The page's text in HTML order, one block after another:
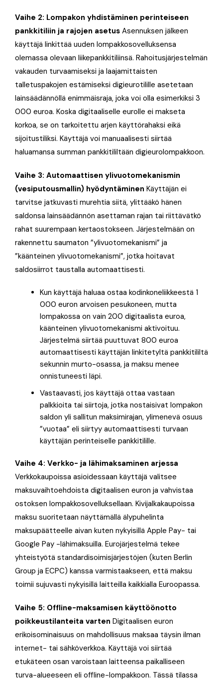
Vaihe 2: Lompakon yhdistäminen perinteiseen
pankkitiliin ja rajojen asetus Asennuksen jälkeen
käyttäjä linkittää uuden lompakkosovelluksensa
olemassa olevaan liikepankkitiliinsä. Rahoitusjärjestelmän
vakauden turvaamiseksi ja laajamittaisten
talletuspakojen estämiseksi digieurotilille asetetaan
lainsäädännöllä enimmäisraja, joka voi olla esimerkiksi 3
000 euroa. Koska digitaaliselle eurolle ei makseta
korkoa, se on tarkoitettu arjen käyttörahaksi eikä
sijoitustiliksi. Käyttäjä voi manuaalisesti siirtää
haluamansa summan pankkitililtään digieurolompakkoon.
Vaihe 3: Automaattisen ylivuotomekanismin
(vesiputousmallin) hyödyntäminen Käyttäjän ei
tarvitse jatkuvasti murehtia siitä, ylittääkö hänen
saldonsa lainsäädännön asettaman rajan tai riittävätkö
rahat suurempaan kertaostokseen. Järjestelmään on
rakennettu saumaton ”ylivuotomekanismi” ja
”käänteinen ylivuotomekanismi”, jotka hoitavat
saldosiirrot taustalla automaattisesti.
Kun käyttäjä haluaa ostaa kodinkoneliikkeestä 1
000 euron arvoisen pesukoneen, mutta
lompakossa on vain 200 digitaalista euroa,
käänteinen ylivuotomekanismi aktivoituu.
Järjestelmä siirtää puuttuvat 800 euroa
automaattisesti käyttäjän linkitetyltä pankkitililtä
sekunnin murto-osassa, ja maksu menee
onnistuneesti läpi.
Vastaavasti, jos käyttäjä ottaa vastaan
palkkioita tai siirtoja, jotka nostaisivat lompakon
saldon yli sallitun maksimirajan, ylimenevä osuus
”vuotaa” eli siirtyy automaattisesti turvaan
käyttäjän perinteiselle pankkitilille.
Vaihe 4: Verkko- ja lähimaksaminen arjessa
Verkkokaupoissa asioidessaan käyttäjä valitsee
maksuvaihtoehdoista digitaalisen euron ja vahvistaa
ostoksen lompakkosovelluksellaan. Kivijalkakaupoissa
maksu suoritetaan näyttämällä älypuhelinta
maksupäätteelle aivan kuten nykyisillä Apple Pay- tai
Google Pay -lähimaksuilla. Eurojärjestelmä tekee
yhteistyötä standardisoimisjärjestöjen (kuten Berlin
Group ja ECPC) kanssa varmistaakseen, että maksu
toimii sujuvasti nykyisillä laitteilla kaikkialla Euroopassa.
Vaihe 5: Offline-maksamisen käyttöönotto
poikkeustilanteita varten Digitaalisen euron
erikoisominaisuus on mahdollisuus maksaa täysin ilman
internet- tai sähköverkkoa. Käyttäjä voi siirtää
etukäteen osan varoistaan laitteensa paikalliseen
turva-alueeseen eli offline-lompakkoon. Tässä tilassa